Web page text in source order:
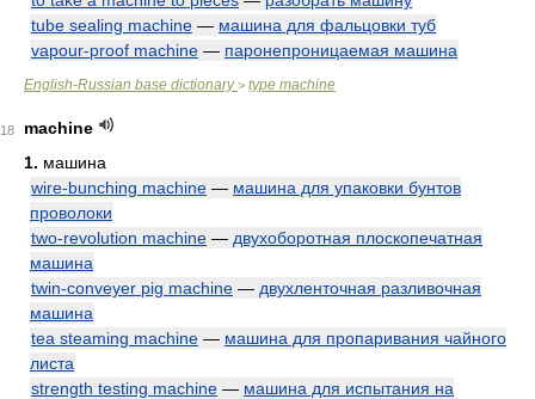
tube sealing machine — машина для фальцовки туб
vapour-proof machine — паронепроницаемая машина
English-Russian base dictionary> type machine
18
machine
1. машина
wire-bunching machine — машина для упаковки бунтов
проволоки
two-revolution machine — двухоборотная плоскопечатная
машина
twin-conveyer pig machine — двухленточная разливочная
машина
tea steaming machine — машина для пропаривания чайного
листа
strength testing machine — машина для испытания на